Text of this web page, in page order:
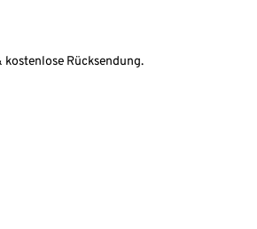
Rücksendung.